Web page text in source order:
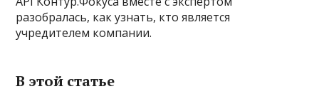
разобралась, как узнать, кто является
учредителем компании.
В этой статье